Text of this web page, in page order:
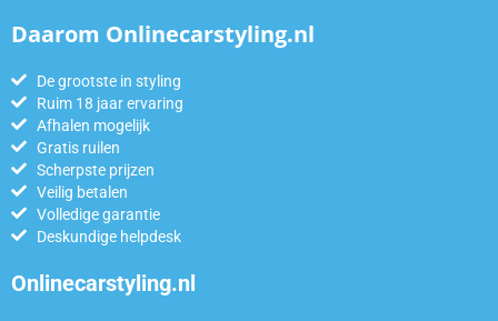
Daarom Onlinecarstyling.nl
De grootste in styling
Ruim 18 jaar ervaring
Afhalen mogelijk
Gratis ruilen
Scherpste prijzen
Veilig betalen
Volledige garantie
Deskundige helpdesk
Onlinecarstyling.nl